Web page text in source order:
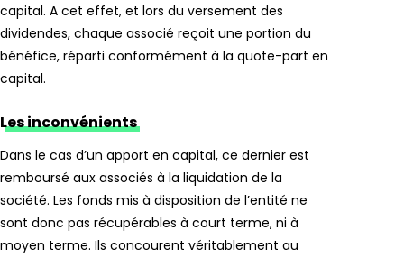
capital. A cet effet, et lors du versement des
dividendes, chaque associé reçoit une portion du
bénéfice, réparti conformément à la quote-part en
capital.
Les inconvénients
Dans le cas d’un apport en capital, ce dernier est
remboursé aux associés à la liquidation de la
société. Les fonds mis à disposition de l’entité ne
sont donc pas récupérables à court terme, ni à
moyen terme. Ils concourent véritablement au